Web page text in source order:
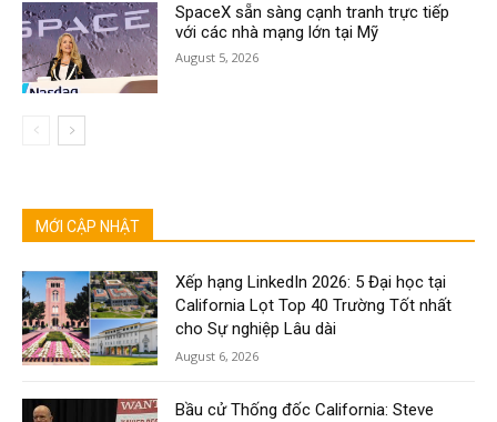
SpaceX sẵn sàng cạnh tranh trực tiếp
với các nhà mạng lớn tại Mỹ
August 5, 2026
MỚI CẬP NHẬT
Xếp hạng LinkedIn 2026: 5 Đại học tại
California Lọt Top 40 Trường Tốt nhất
cho Sự nghiệp Lâu dài
August 6, 2026
Bầu cử Thống đốc California: Steve